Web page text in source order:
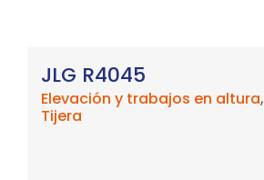
JLG R4045
Elevación y trabajos en altura,
Tijera